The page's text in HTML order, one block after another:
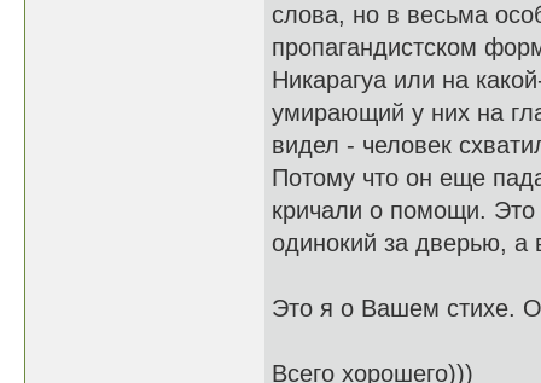
слова, но в весьма
пропагандистском
Никарагуа или на
умирающий у них на
видел - человек
Потому что он еще
кричали о помощи. Это
одинокий за дверью, а
Это я о Вашем стихе.
Всего хорошего)))